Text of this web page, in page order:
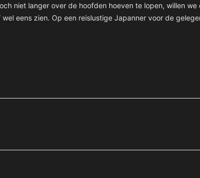
niet langer over de hoofden hoeven te lopen, willen we
eens zien. Op een reislustige Japanner voor de